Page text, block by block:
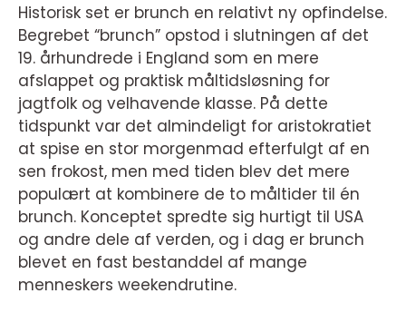
Historisk set er brunch en relativt ny opfindelse.
Begrebet “brunch” opstod i slutningen af det
19. århundrede i England som en mere
afslappet og praktisk måltidsløsning for
jagtfolk og velhavende klasse. På dette
tidspunkt var det almindeligt for aristokratiet
at spise en stor morgenmad efterfulgt af en
sen frokost, men med tiden blev det mere
populært at kombinere de to måltider til én
brunch. Konceptet spredte sig hurtigt til USA
og andre dele af verden, og i dag er brunch
blevet en fast bestanddel af mange
menneskers weekendrutine.